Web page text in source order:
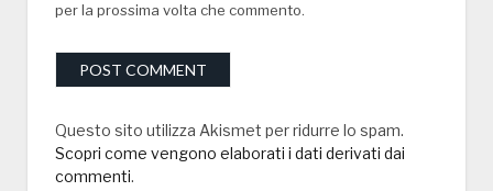
per la prossima volta che commento.
Questo sito utilizza Akismet per ridurre lo spam.
Scopri come vengono elaborati i dati derivati dai
commenti.